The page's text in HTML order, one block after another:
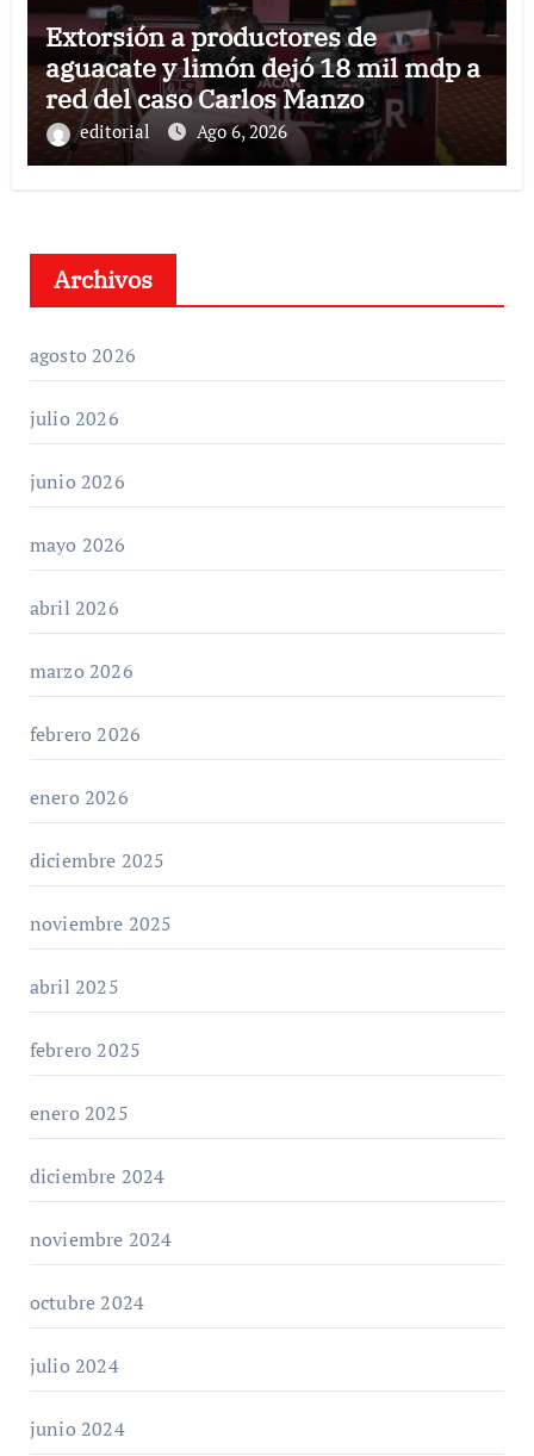
Extorsión a productores de
aguacate y limón dejó 18 mil mdp a
red del caso Carlos Manzo
editorial Ago 6, 2026
Archivos
agosto 2026
julio 2026
junio 2026
mayo 2026
abril 2026
marzo 2026
febrero 2026
enero 2026
diciembre 2025
noviembre 2025
abril 2025
febrero 2025
enero 2025
diciembre 2024
noviembre 2024
octubre 2024
julio 2024
junio 2024